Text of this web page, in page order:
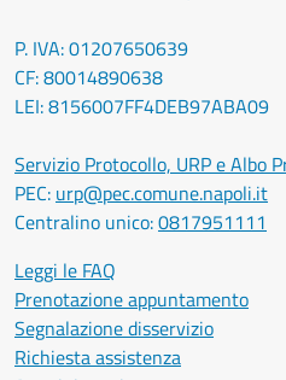
P. IVA: 01207650639
CF: 80014890638
LEI: 8156007FF4DEB97ABA09
Servizio Protocollo, URP e Albo
PEC: urp@pec.comune.napoli.it
Centralino unico:0817951111
Leggi le FAQ
Prenotazione appuntamento
Segnalazione disservizio
Richiesta assistenza